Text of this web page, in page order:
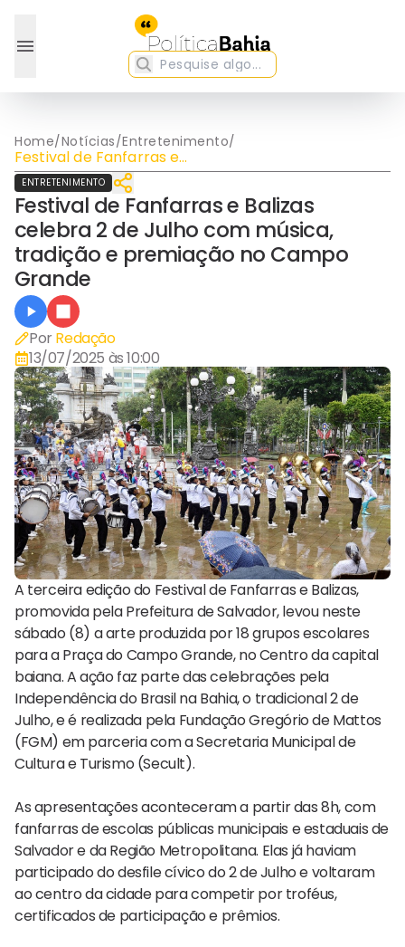
Home/Notícias/Entretenimento/
Festival de Fanfarras e
Balizas celebra 2 de Julho
com música, tradição e
premiação no Campo
Grande
ENTRETENIMENTO
Festival de Fanfarras e Balizas
celebra 2 de Julho com música,
tradição e premiação no Campo
Grande
Por Redação
13/07/2025 às 10:00
A terceira edição do Festival de Fanfarras e Balizas,
promovida pela Prefeitura de Salvador, levou neste
sábado (8) a arte produzida por 18 grupos escolares
para a Praça do Campo Grande, no Centro da capital
baiana. A ação faz parte das celebrações pela
Independência do Brasil na Bahia, o tradicional 2 de
Julho, e é realizada pela Fundação Gregório de Mattos
(FGM) em parceria com a Secretaria Municipal de
Cultura e Turismo (Secult).
As apresentações aconteceram a partir das 8h, com
fanfarras de escolas públicas municipais e estaduais de
Salvador e da Região Metropolitana. Elas já haviam
participado do desfile cívico do 2 de Julho e voltaram
ao centro da cidade para competir por troféus,
certificados de participação e prêmios.